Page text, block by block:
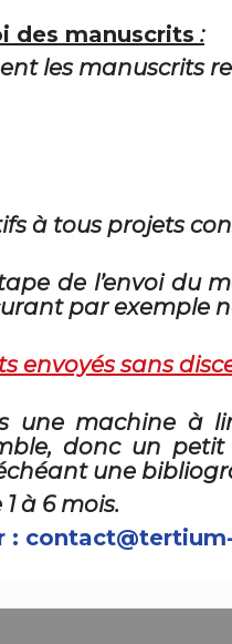
des manuscrits :
les manuscrits
à tous projets
de l’envoi du
par exemple
envoyés sans
une machine à
donc un
une
à 6 mois.
: